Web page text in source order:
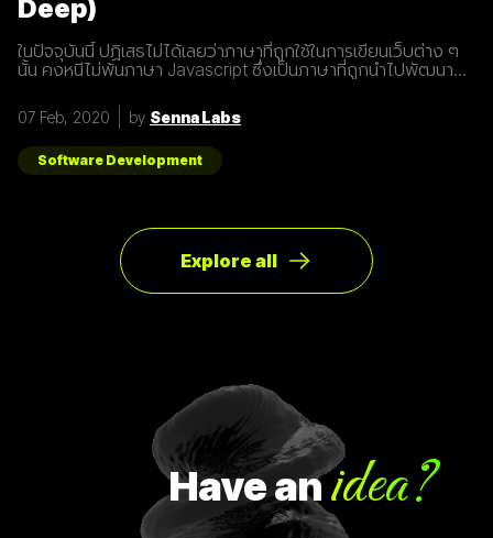
Deep)
ในปัจจุบันนี้ ปฏิเสธไม่ได้เลยว่าภาษาที่ถูกใช้ในการเขียนเว็บต่าง ๆ
นั้น คงหนีไม่พ้นภาษา Javascript ซึ่งเป็นภาษาที่ถูกนำไปพัฒนา
รูปแบบการเขียนภาษา Javascript ที่แตกต่างกัน เราเลยมีแนวทาง
การเขียนที่หลากหลาย มาแบ่งปันเพื่อน ๆ เกี่ยวกับการจัดการ
Array ด้วยภาษา Javascript กัน เรามาดูตัวอย่างกันเลยดีกว่า
โดยปกติแล้วการ copy ค่าจาก value type ธรรมดา สามารถเขียน
ได้ดังนี้
07 Feb, 2020 by Senna Labs
Software Development
Explore all
Haveanidea?